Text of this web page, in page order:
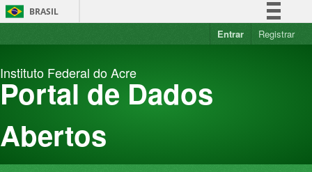
Pular
para
BRASIL
Simplifique!
Acesso à informação
Entrar Registrar
Instituto Federal do Acre
Portal de Dados
Abertos